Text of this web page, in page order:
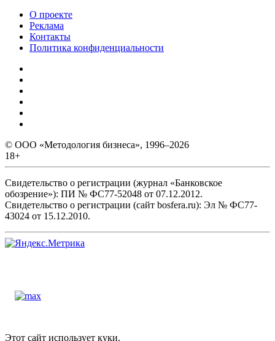
О проекте
Реклама
Контакты
Политика конфиденциальности
© ООО «Методология бизнеса», 1996–2026
18+
Свидетельство о регистрации (журнал «Банковское
обозрение»): ПИ № ФС77-52048 от 07.12.2012.
Свидетельство о регистрации (сайт bosfera.ru): Эл № ФС77-
43024 от 15.12.2010.
Этот сайт использует куки.